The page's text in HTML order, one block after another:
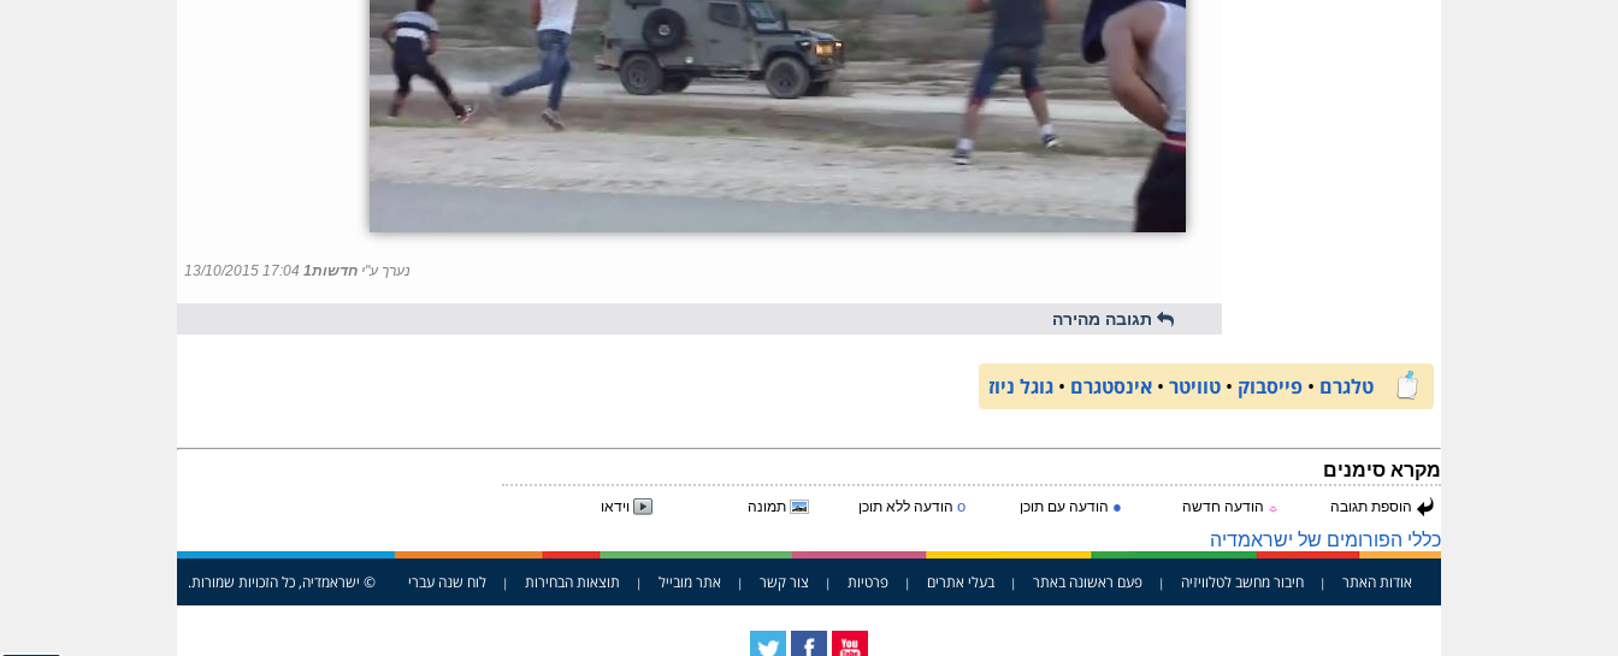
נערך ע"י חדשות1 13/10/2015 17:04
תגובה מהירה
טלגרם • פייסבוק • טוויטר • אינסטגרם • גוגל ניוז
מקרא סימנים
הוספת תגובה ☼ הודעה חדשה ● הודעה עם תוכן o הודעה ללא תוכן תמונה וידאו
כללי הפורומים של ישראמדיה
© ישראמדיה, כל הזכויות שמורות. אודות האתר | חיבור מחשב לטלוויזיה | פעם ראשונה באתר | בעלי אתרים | פרטיות | צור קשר | אתר מובייל | תוצאות הבחירות | לוח שנה עברי